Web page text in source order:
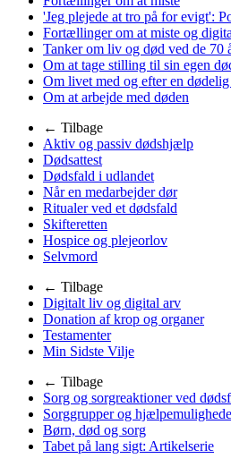
'Jeg plejede at tro på for evigt':
Fortællinger om at miste og
Tanker om liv og død ved de 70
Om at tage stilling til sin egen
Om livet med og efter en
Om at arbejde med døden
← Tilbage
Aktiv og passiv dødshjælp
Dødsattest
Dødsfald i udlandet
Når en medarbejder dør
Ritualer ved et dødsfald
Skifteretten
Hospice og plejeorlov
Selvmord
← Tilbage
Digitalt liv og digital arv
Donation af krop og organer
Testamenter
Min Sidste Vilje
← Tilbage
Sorg og sorgreaktioner ved
Sorggrupper og
Børn, død og sorg
Tabet på lang sigt: Artikelserie